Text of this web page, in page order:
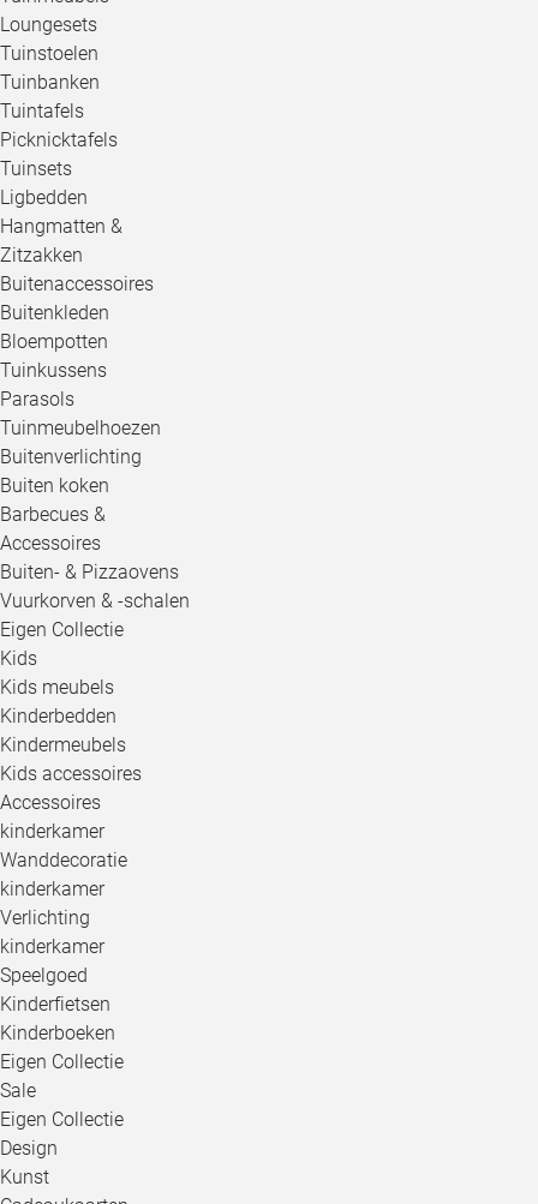
Loungesets
Tuinstoelen
Tuinbanken
Tuintafels
Picknicktafels
Tuinsets
Ligbedden
Hangmatten &
Zitzakken
Buitenaccessoires
Buitenkleden
Bloempotten
Tuinkussens
Parasols
Tuinmeubelhoezen
Buitenverlichting
Buiten koken
Barbecues &
Accessoires
Buiten- & Pizzaovens
Vuurkorven & -schalen
Eigen Collectie
Kids
Kids meubels
Kinderbedden
Kindermeubels
Kids accessoires
Accessoires
kinderkamer
Wanddecoratie
kinderkamer
Verlichting
kinderkamer
Speelgoed
Kinderfietsen
Kinderboeken
Eigen Collectie
Sale
Eigen Collectie
Design
Kunst